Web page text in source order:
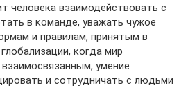
человека взаимодействовать с
в команде, уважать чужое
и правилам, принятым в
когда мир
умение
и сотрудничать с людьми